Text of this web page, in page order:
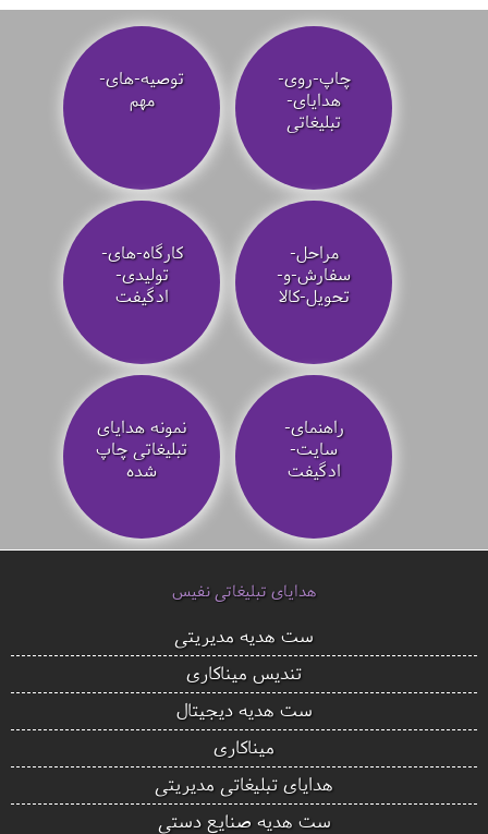
چاپ-روی-
هدایای-
تبلیغاتی
توصیه‌-های-
مهم
مراحل-
سفارش-و-
تحویل-کالا
کارگاه-های-
تولیدی-
ادگیفت
راهنمای-
سایت-
ادگیفت
نمونه هدایای
تبلیغاتی چاپ
شده
هدایای تبلیغاتی نفیس
ست هدیه مدیریتی
تندیس میناکاری
ست هدیه دیجیتال
میناکاری
هدایای تبلیغاتی مدیریتی
ست هدیه صنایع دستی